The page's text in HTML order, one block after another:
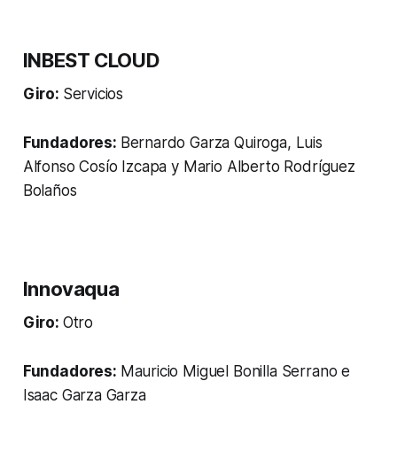
INBEST CLOUD
Giro: Servicios
Fundadores: Bernardo Garza Quiroga, Luis
Alfonso Cosío Izcapa y Mario Alberto Rodríguez
Bolaños
Innovaqua
Giro: Otro
Fundadores: Mauricio Miguel Bonilla Serrano e
Isaac Garza Garza